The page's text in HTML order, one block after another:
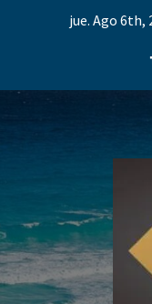
jue. Ago 6th,